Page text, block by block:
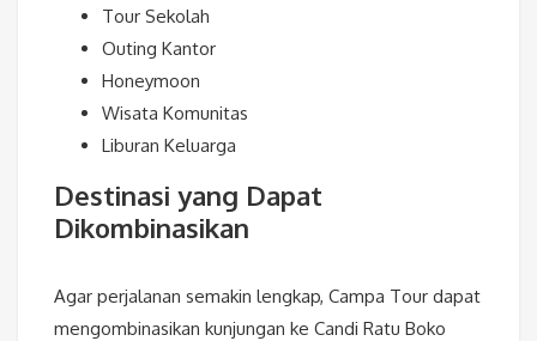
Tour Sekolah
Outing Kantor
Honeymoon
Wisata Komunitas
Liburan Keluarga
Destinasi yang Dapat
Dikombinasikan
Agar perjalanan semakin lengkap, Campa Tour dapat
mengombinasikan kunjungan ke Candi Ratu Boko